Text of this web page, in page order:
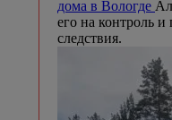
дома в Вологде
его на контроль
следствия.